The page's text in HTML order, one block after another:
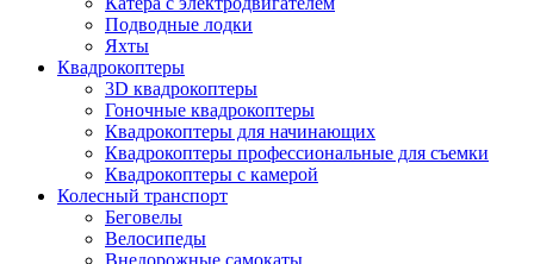
Подводные лодки
Яхты
Квадрокоптеры
3D квадрокоптеры
Гоночные квадрокоптеры
Квадрокоптеры для начинающих
Квадрокоптеры профессиональные для съемки
Квадрокоптеры с камерой
Колесный транспорт
Беговелы
Велосипеды
Внедорожные самокаты